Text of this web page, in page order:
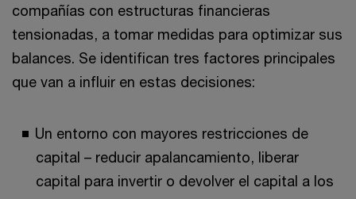
compañías con estructuras financieras
tensionadas, a tomar medidas para optimizar sus
balances. Se identifican tres factores principales
que van a influir en estas decisiones:
Un entorno con mayores restricciones de
capital – reducir apalancamiento, liberar
capital para invertir o devolver el capital a los